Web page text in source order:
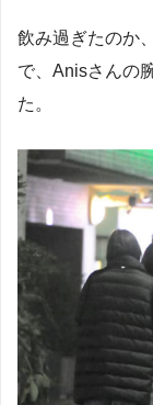
飲み過ぎたのか
で、Anisさんの
た。